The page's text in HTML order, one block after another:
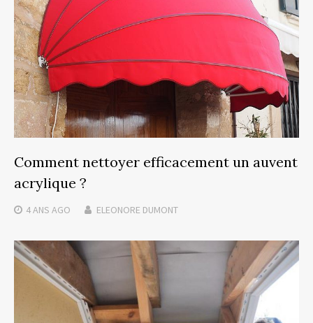
Comment nettoyer efficacement un auvent
acrylique ?
4 ANS AGO ELEONORE DUMONT